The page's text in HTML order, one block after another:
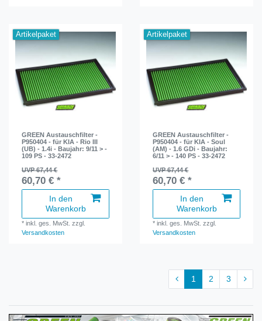
Artikelpaket
GREEN Austauschfilter -
P950404 - für KIA - Rio III
(UB) - 1.4i - Baujahr: 9/11 > -
109 PS - 33-2472
UVP 67,44 €
60,70 € *
In den
Warenkorb
*inkl. ges. MwSt. zzgl.
Versandkosten
Artikelpaket
GREEN Austauschfilter -
P950404 - für KIA - Soul
(AM) - 1.6 GDi - Baujahr:
6/11 > - 140 PS - 33-2472
UVP 67,44 €
60,70 € *
In den
Warenkorb
*inkl. ges. MwSt. zzgl.
Versandkosten
1 2 3